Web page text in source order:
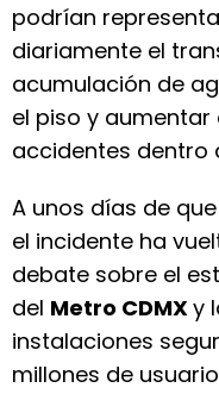
podrían
diariamente el
acumulación de
el piso y
accidentes dentro
A unos días de
el incidente ha
debate sobre el
del Metro CDMXy
instalaciones
millones de